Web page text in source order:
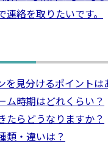
絡を取りたいです。
を見分けるポイントは
ム時期はどれくらい？
たらどうなりますか？
類・違いは？